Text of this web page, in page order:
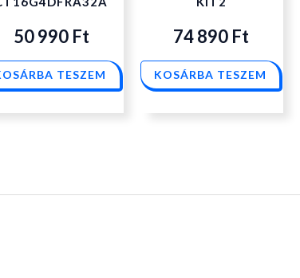
50 990 Ft
TESZEM
74 890 Ft
KOSÁRBA TESZEM